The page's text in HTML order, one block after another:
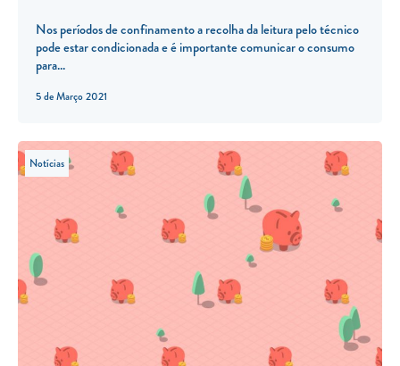
5 de Março 2021
Nos períodos de confinamento a recolha da leitura pelo técnico
pode estar condicionada e é importante comunicar o consumo
para...
Notícias